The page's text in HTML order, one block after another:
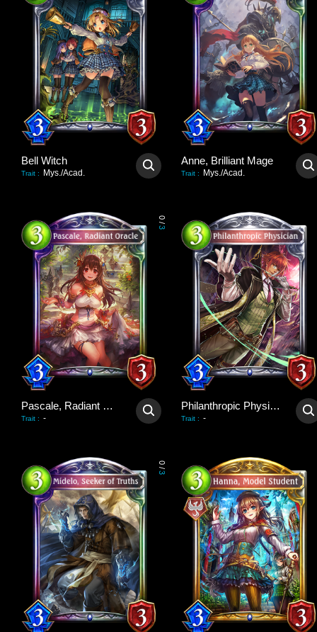
Bell Witch
Trait : Mys./Acad.
Anne, Brilliant Mage
Trait : Mys./Acad.
0
/
3
Pascale, Radiant Oracle
Trait : -
Philanthropic Physician
Trait : -
0
/
3